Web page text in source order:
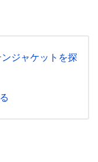
ジャケットを探